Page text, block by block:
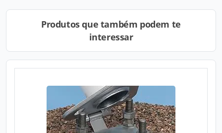
Produtos que também podem te
interessar